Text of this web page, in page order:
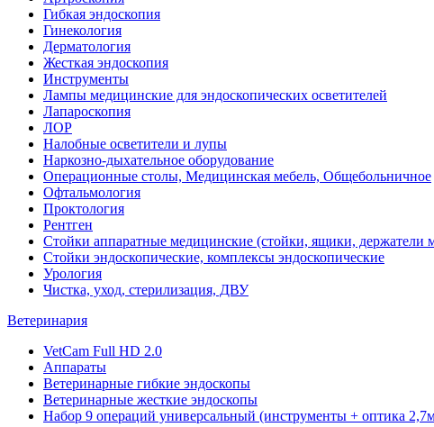
Гибкая эндоскопия
Гинекология
Дерматология
Жесткая эндоскопия
Инструменты
Лампы медицинские для эндоскопических осветителей
Лапароскопия
ЛОР
Налобные осветители и лупы
Наркозно-дыхательное оборудование
Операционные столы, Медицинская мебель, Общебольничное
Офтальмология
Проктология
Рентген
Стойки аппаратные медицинские (стойки, ящики, держатели
Стойки эндоскопические, комплексы эндоскопические
Урология
Чистка, уход, стерилизация, ДВУ
Ветеринария
VetCam Full HD 2.0
Аппараты
Ветеринарные гибкие эндоскопы
Ветеринарные жесткие эндоскопы
Набор 9 операций универсальный (инструменты + оптика